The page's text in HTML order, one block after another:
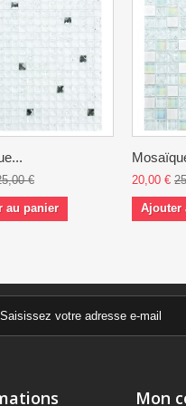
€
au panier
20,00 €
Ajouter
Mon